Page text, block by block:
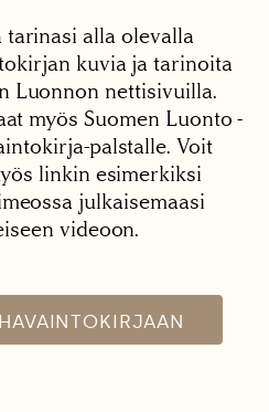
tarinasi alla olevalla
kuvia ja tarinoita
Luonnon nettisivuilla.
myös Suomen Luonto -
palstalle. Voit
linkin esimerkiksi
julkaisemaasi
videoon.